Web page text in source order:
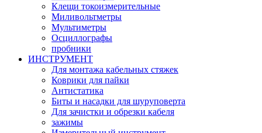
Клещи токоизмерительные
Миливольтметры
Мультиметры
Осциллографы
пробники
ИНСТРУМЕНТ
Для монтажа кабельных стяжек
Коврики для пайки
Антистатика
Биты и насадки для шуруповерта
Для зачистки и обрезки кабеля
зажимы